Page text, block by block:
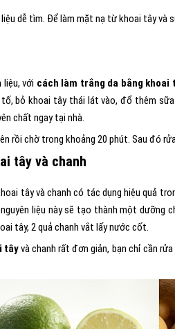
dễ tìm. Để làm mặt nạ từ khoai tây và
liệu, với cách làm trắng da bằng khoai
tố, bỏ khoai tây thái lát vào, đổ thêm
chất ngay tại nhà.
rồi chờ trong khoảng 20 phút. Sau đó
tây và chanh
tây và chanh có tác dụng hiệu quả
liệu này sẽ tạo thành một
tây, 2 quả chanh vắt lấy nước cốt.
tâyvà chanh rất đơn giản, bạn chỉ cần